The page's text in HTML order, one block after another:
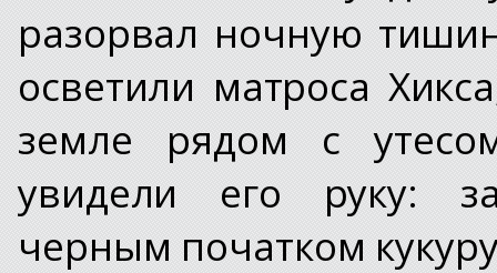
разорвал ночную
осветили матроса
земле рядом с
увидели его руку:
черным початком